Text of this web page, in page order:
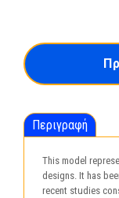
Περιγραφή
This model
designs. It has
recent studies